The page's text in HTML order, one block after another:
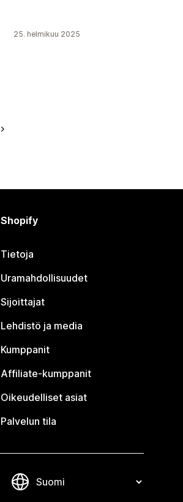
25. helmikuu 2025
Shopify
Tietoja
Uramahdollisuudet
Sijoittajat
Lehdistö ja media
Kumppanit
Affiliate-kumppanit
Oikeudelliset asiat
Palvelun tila